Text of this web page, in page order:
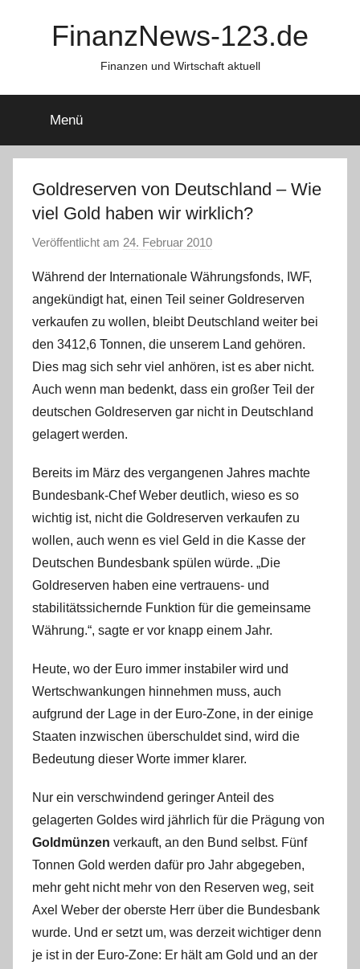
FinanzNews-123.de
Finanzen und Wirtschaft aktuell
Menü
Goldreserven von Deutschland – Wie
viel Gold haben wir wirklich?
Veröffentlicht am 24. Februar 2010
n
C
h
r
i
s
t
W
.
Während der Internationale Währungsfonds, IWF,
angekündigt hat, einen Teil seiner Goldreserven
verkaufen zu wollen, bleibt Deutschland weiter bei
den 3412,6 Tonnen, die unserem Land gehören.
Dies mag sich sehr viel anhören, ist es aber nicht.
Auch wenn man bedenkt, dass ein großer Teil der
deutschen Goldreserven gar nicht in Deutschland
gelagert werden.
Bereits im März des vergangenen Jahres machte
Bundesbank-Chef Weber deutlich, wieso es so
wichtig ist, nicht die Goldreserven verkaufen zu
wollen, auch wenn es viel Geld in die Kasse der
Deutschen Bundesbank spülen würde. „Die
Goldreserven haben eine vertrauens- und
stabilitätssichernde Funktion für die gemeinsame
Währung.“, sagte er vor knapp einem Jahr.
Heute, wo der Euro immer instabiler wird und
Wertschwankungen hinnehmen muss, auch
aufgrund der Lage in der Euro-Zone, in der einige
Staaten inzwischen überschuldet sind, wird die
Bedeutung dieser Worte immer klarer.
Nur ein verschwindend geringer Anteil des
gelagerten Goldes wird jährlich für die Prägung von
Goldmünzen verkauft, an den Bund selbst. Fünf
Tonnen Gold werden dafür pro Jahr abgegeben,
mehr geht nicht mehr von den Reserven weg, seit
Axel Weber der oberste Herr über die Bundesbank
wurde. Und er setzt um, was derzeit wichtiger denn
je ist in der Euro-Zone: Er hält am Gold und an der